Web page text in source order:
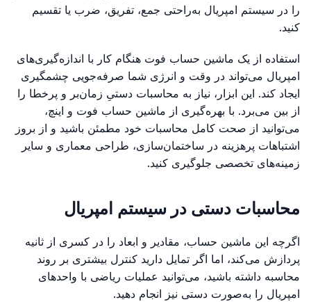
را در سیستم امپریال به‌راحتی جمع، تفریق، ضرب یا تقسیم
کنید.
استفاده از یک ماشین حساب فوت هنگام کار با اندازه‌گیری‌های
امپریال می‌تواند در وقت و انرژی شما صرفه‌جویی چشمگیری
ایجاد کند. این ابزار، نیاز به محاسبات دستیِ زمان‌بر و پرخطا را
از بین می‌برد. با بهره‌گیری از ماشین حساب فوت و اینچ،
می‌توانید از صحت کامل محاسبات خود مطمئن باشید و از بروز
اشتباهات پرهزینه در ساختمان‌سازی، طراحی معماری و سایر
زمینه‌های تخصصی جلوگیری کنید.
محاسبات دستی در سیستم امپریال
اگرچه این ماشین حساب، مقادیر و ابعاد را در کسری از ثانیه
پردازش می‌کند، اما اگر تمایل دارید کنترل بیشتری بر روند
محاسبه داشته باشید، می‌توانید عملیات ریاضی با واحدهای
امپریال را به‌صورت دستی نیز انجام دهید.